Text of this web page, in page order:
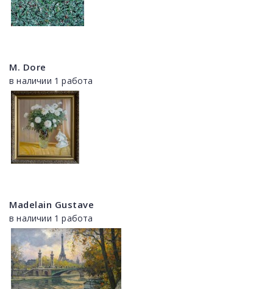
M. Dore
в наличии 1 работа
Madelain Gustave
в наличии 1 работа